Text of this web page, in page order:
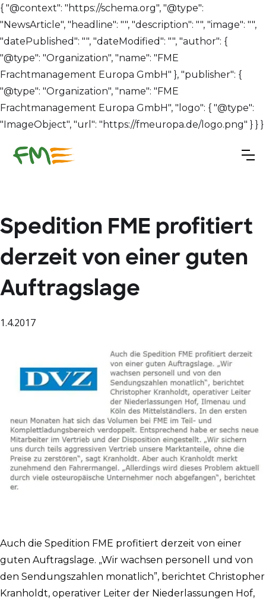
{ "@context": "https://schema.org", "@type":
"NewsArticle", "headline": "", "description": "", "image": "",
"datePublished": "", "dateModified": "", "author": {
"@type": "Organization", "name": "FME
Frachtmanagement Europa GmbH" }, "publisher": {
"@type": "Organization", "name": "FME
Frachtmanagement Europa GmbH", "logo": { "@type":
"ImageObject", "url": "https://fmeuropa.de/logo.png" } } }
Spedition FME profitiert
derzeit von einer guten
Auftragslage
1.4.2017
Auch die Spedition FME profitiert derzeit von einer
guten Auftragslage. „Wir wachsen personell und von
den Sendungszahlen monatlich”, berichtet Christopher
Kranholdt, operativer Leiter der Niederlassungen Hof,